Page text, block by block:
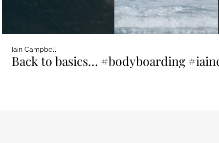
Iain Campbell
Back to basics…